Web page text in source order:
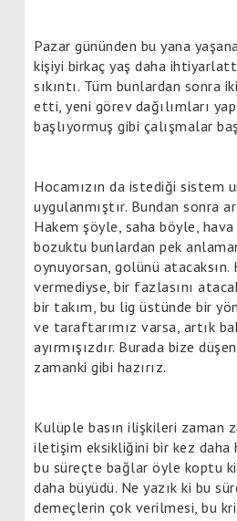
Pazar gününden bu yana
kişiyi birkaç yaş daha
sıkıntı. Tüm bunlardan sonra
etti, yeni görev dağılımları
başlıyormuş gibi çalışmalar
Hocamızın da istediği sistem
uygulanmıştır. Bundan sonra
Hakem şöyle, saha böyle,
bozuktu bunlardan pek
oynuyorsan, golünü atacaksın.
vermediyse, bir fazlasını
bir takım, bu lig üstünde bir
ve taraftarımız varsa, artık
ayırmışızdır. Burada bize
zamanki gibi hazırız.
Kulüple basın ilişkileri zaman
iletişim eksikliğini bir kez
bu süreçte bağlar öyle koptu
daha büyüdü. Ne yazık ki bu
demeçlerin çok verilmesi, bu